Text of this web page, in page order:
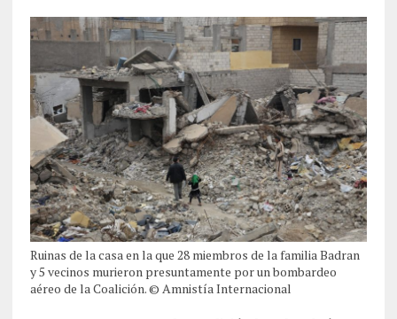
Ruinas de la casa en la que 28 miembros de la familia Badran
y 5 vecinos murieron presuntamente por un bombardeo
aéreo de la Coalición. © Amnistía Internacional